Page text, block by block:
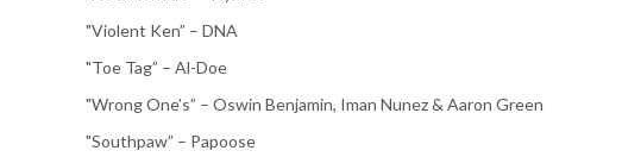
"Violent Ken” – DNA
"Toe Tag” – Al-Doe
"Wrong One’s” – Oswin Benjamin, Iman Nunez & Aaron Green
"Southpaw” – Papoose